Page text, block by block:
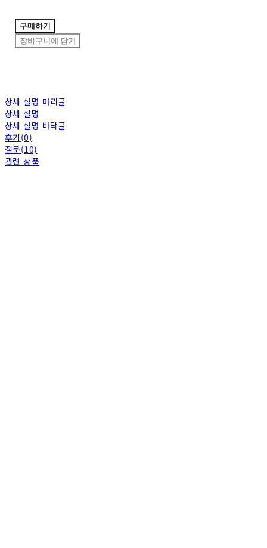
구매하기
장바구니에 담기
상세 설명 머리글
상세 설명
상세 설명 바닥글
후기(0)
질문(10)
관련 상품